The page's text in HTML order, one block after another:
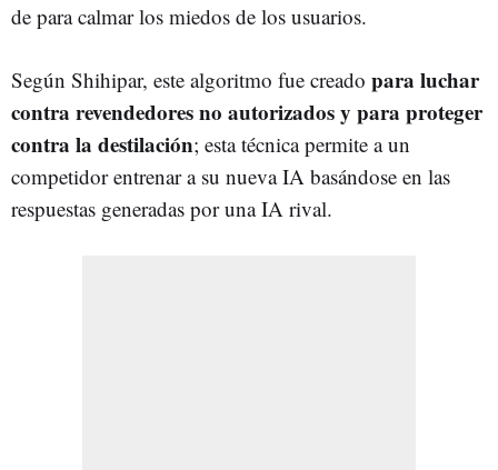
de para calmar los miedos de los usuarios.
Según Shihipar, este algoritmo fue creado para luchar
contra revendedores no autorizados y para proteger
contra la destilación; esta técnica permite a un
competidor entrenar a su nueva IA basándose en las
respuestas generadas por una IA rival.